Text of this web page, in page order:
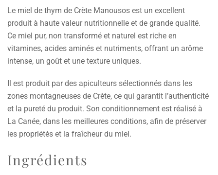
Le miel de thym de Crète Manousos est un excellent
produit à haute valeur nutritionnelle et de grande qualité.
Ce miel pur, non transformé et naturel est riche en
vitamines, acides aminés et nutriments, offrant un arôme
intense, un goût et une texture uniques.
Il est produit par des apiculteurs sélectionnés dans les
zones montagneuses de Crète, ce qui garantit l’authenticité
et la pureté du produit. Son conditionnement est réalisé à
La Canée, dans les meilleures conditions, afin de préserver
les propriétés et la fraîcheur du miel.
Ingrédients